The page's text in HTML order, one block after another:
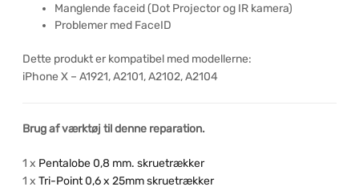
Manglende faceid (Dot Projector og IR kamera)
Problemer med FaceID
Dette produkt er kompatibel med modellerne:
iPhone X – A1921, A2101, A2102, A2104
Brug af værktøj til denne reparation.
1 x Pentalobe 0,8 mm. skruetrækker
1 x Tri-Point 0,6 x 25mm skruetrækker